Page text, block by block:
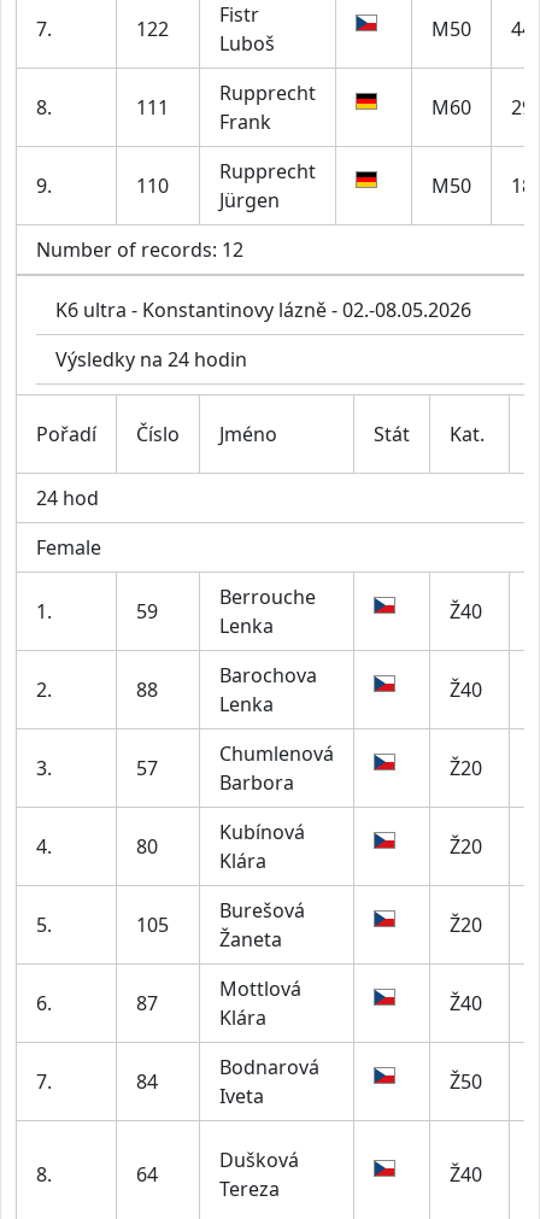
7. 122
Fistr
Luboš
M50 44
8. 111
Rupprecht
Frank
M60 29
9. 110
Rupprecht
Jürgen
M50 18
Number of records: 12
K6 ultra - Konstantinovy lázně - 02.-08.05.2026
Výsledky na 24 hodin
Pořadí Číslo Jméno Stát Kat.
24 hod
Female
1. 59
Berrouche
Lenka
Ž40
2. 88
Barochova
Lenka
Ž40
3. 57
Chumlenová
Barbora
Ž20
4. 80
Kubínová
Klára
Ž20
5. 105
Burešová
Žaneta
Ž20
6. 87
Mottlová
Klára
Ž40
7. 84
Bodnarová
Iveta
Ž50
8. 64
Dušková
Tereza
Ž40